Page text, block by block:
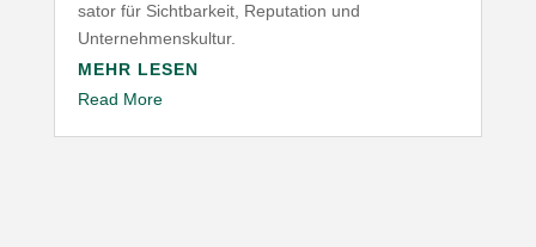
sator für Sicht­barkeit, Repu­tation und
Unternehmenskultur.
MEHR LESEN
Read More